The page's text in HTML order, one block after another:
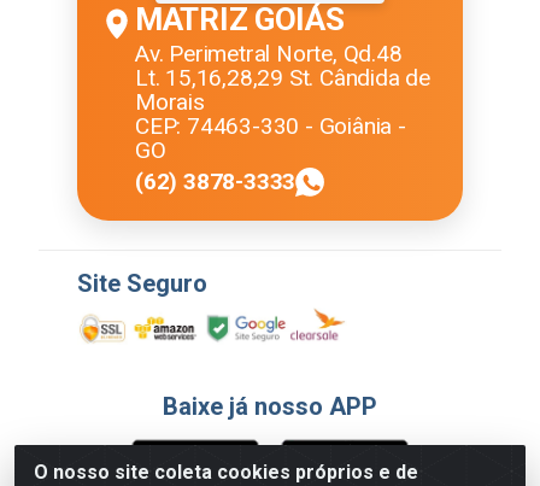
O nosso site coleta cookies próprios e de
MATRIZ GOIÁS
Av. Perimetral Norte, Qd.48
Lt. 15,16,28,29 St. Cândida de
Morais
CEP: 74463-330 - Goiânia -
GO
(62) 3878-3333
Site Seguro
Baixe já nosso APP